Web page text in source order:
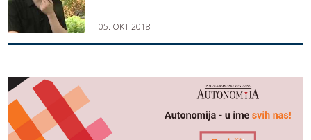
05. OKT 2018